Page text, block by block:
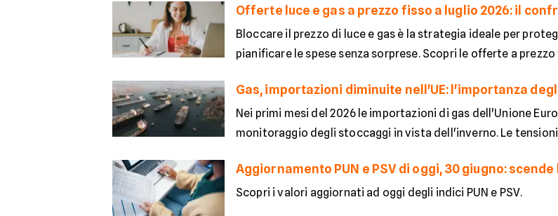
Offerte luce e gas a prezzo fisso a luglio 2026: il
Bloccare il prezzo di luce e gas è la strategia ideale per
pianificare le spese senza sorprese. Scopri le offerte a prezzo
Gas, importazioni diminuite nell'UE: l'importanza
Nei primi mesi del 2026 le importazioni di gas dell'Unione
monitoraggio degli stoccaggi in vista dell'inverno. Le
Aggiornamento PUN e PSV di oggi, 30 giugno:
Scopri i valori aggiornati ad oggi degli indici PUN e PSV.